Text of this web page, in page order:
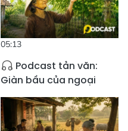
05:13
Podcast tản văn:
Giàn bầu của ngoại